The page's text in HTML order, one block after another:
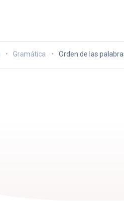
Gramática Orden de las